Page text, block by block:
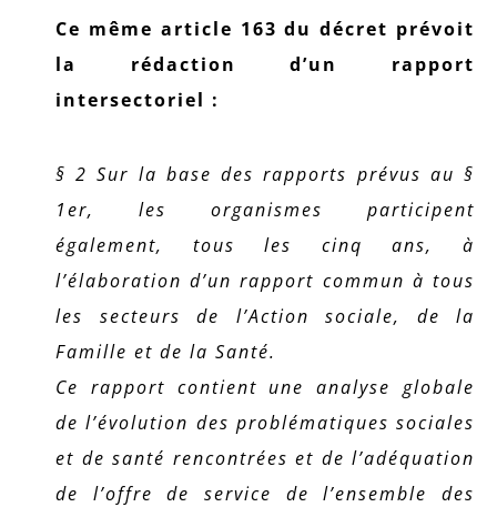
Ce même article 163 du décret prévoit
la rédaction d’un rapport
intersectoriel :
§ 2 Sur la base des rapports prévus au §
1er, les organismes participent
également, tous les cinq ans, à
l’élaboration d’un rapport commun à tous
les secteurs de l’Action sociale, de la
Famille et de la Santé.
Ce rapport contient une analyse globale
de l’évolution des problématiques sociales
et de santé rencontrées et de l’adéquation
de l’offre de service de l’ensemble des